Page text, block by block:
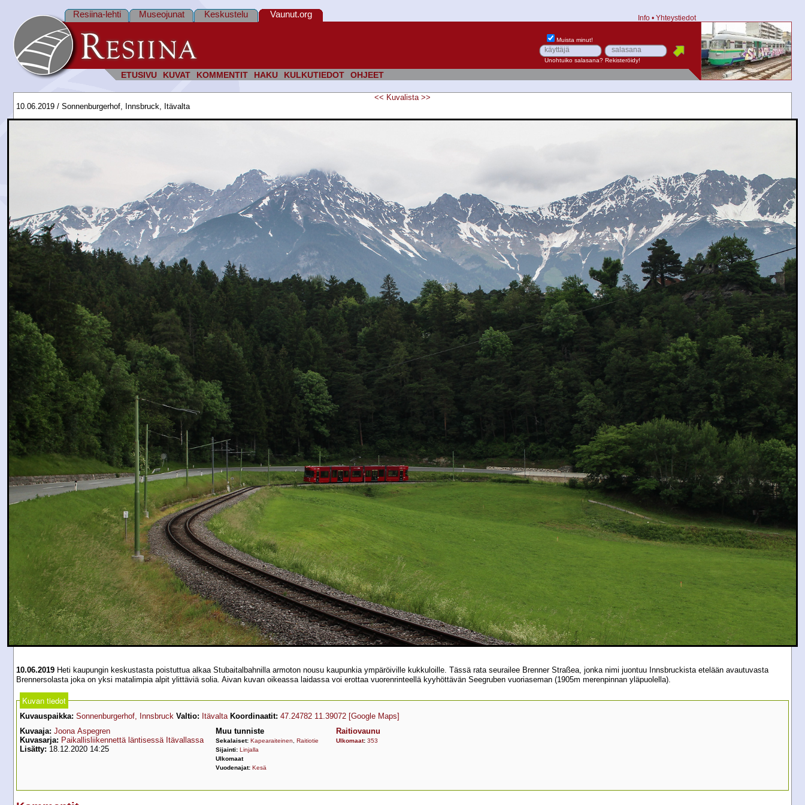
ETUSIVU KUVAT KOMMENTIT HAKU KULKUTIEDOT OHJEET
Resiina-lehti Museojunat Keskustelu Vaunut.org Info • Yhteystiedot
Muista minut!
Unohtuiko salasana? Rekisteröidy!
<< Kuvalista >>
10.06.2019 / Sonnenburgerhof, Innsbruck, Itävalta
10.06.2019 Heti kaupungin keskustasta poistuttua alkaa Stubaitalbahnilla armoton nousu kaupunkia ympäröiville kukkuloille. Tässä rata seurailee Brenner Straßea, jonka nimi juontuu Innsbruckista etelään avautuvasta
Brennersolasta joka on yksi matalimpia alpit ylittäviä solia. Aivan kuvan oikeassa laidassa voi erottaa vuorenrinteellä kyyhöttävän Seegruben vuoriaseman (1905m merenpinnan yläpuolella).
Kuvan tiedot
Kuvauspaikka: Sonnenburgerhof, Innsbruck Valtio: Itävalta Koordinaatit: 47.24782 11.39072 [Google Maps]
Kuvaaja: Joona Aspegren
Kuvasarja: Paikallisliikennettä läntisessä Itävallassa
Lisätty: 18.12.2020 14:25
Muu tunniste
Sekalaiset: Kapearaiteinen
Raitiotie
Sijainti: Linjalla
Ulkomaat
Vuodenajat: Kesä
Raitiovaunu
Ulkomaat: 353